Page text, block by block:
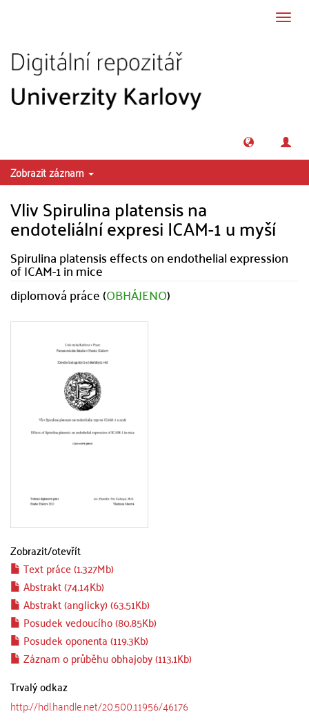
Zobrazit záznam
Vliv Spirulina platensis na
endoteliální expresi ICAM-1 u myší
Spirulina platensis effects on endothelial expression
of ICAM-1 in mice
diplomová práce (OBHÁJENO)
Zobrazit/otevřít
Text práce (1.327Mb)
Abstrakt (74.14Kb)
Abstrakt (anglicky) (63.51Kb)
Posudek vedoucího (80.85Kb)
Posudek oponenta (119.3Kb)
Záznam o průběhu obhajoby (113.1Kb)
Trvalý odkaz
http://hdl.handle.net/20.500.11956/46176